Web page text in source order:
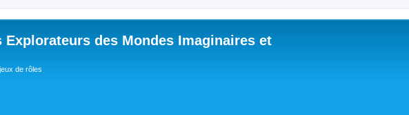
Explorateurs des Mondes Imaginaires et
de rôles